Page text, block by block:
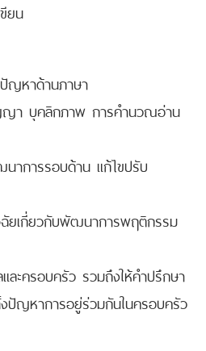
ยน
ญหาด้านภาษา
ญา บุคลิกภาพ การคำนวณอ่าน
นาการรอบด้าน แก้ไขปรับ
ฉัยเกี่ยวกับพัฒนาการพฤติกรรม
ละครอบครัว รวมถึงให้คำปรึกษา
งปัญหาการอยู่ร่วมกันในครอบครัว